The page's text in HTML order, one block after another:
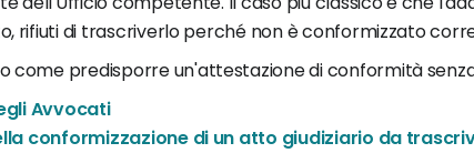
rifiuti di trascriverlo perché non è conformizzato
come predisporre un'attestazione di conformità
Avvocati
conformizzazione di un atto giudiziario da